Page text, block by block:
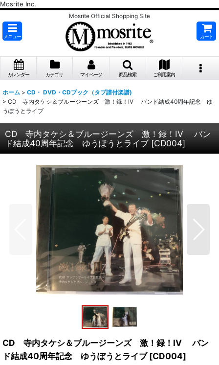
Mosrite Inc.
Mosrite Official Shopping Site
メニュー カート
カレンダー カテゴリ マイページ 商品検索 ご利用案内
ホーム > CD・ DVD・CDブック（タブ譜付楽譜)
> CD 寺内タケシ＆ブルージーンズ 激！録！IV バンド結成40周年記念 ゆ
うぽうとライブ
CD 寺内タケシ＆ブルージーンズ 激！録！IV バン
ド結成40周年記念 ゆうぽうとライブ [CD004]
CD 寺内タケシ＆ブルージーンズ 激！録！IV バン
ド結成40周年記念 ゆうぽうとライブ [CD004]